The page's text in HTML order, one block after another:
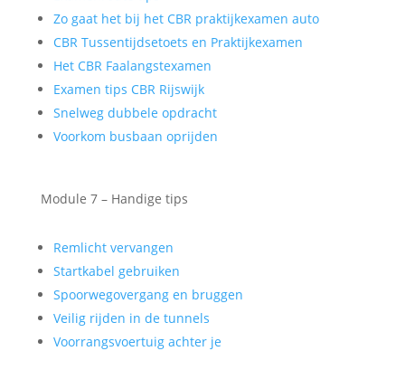
Zo gaat het bij het CBR praktijkexamen auto
CBR Tussentijdsetoets en Praktijkexamen
Het CBR Faalangstexamen
Examen tips CBR Rijswijk
Snelweg dubbele opdracht
Voorkom busbaan oprijden
Module 7 – Handige tips
Remlicht vervangen
Startkabel gebruiken
Spoorwegovergang en bruggen
Veilig rijden in de tunnels
Voorrangsvoertuig achter je